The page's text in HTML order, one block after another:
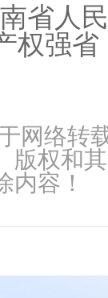
省人
权强省
网络转
版权和
内容！